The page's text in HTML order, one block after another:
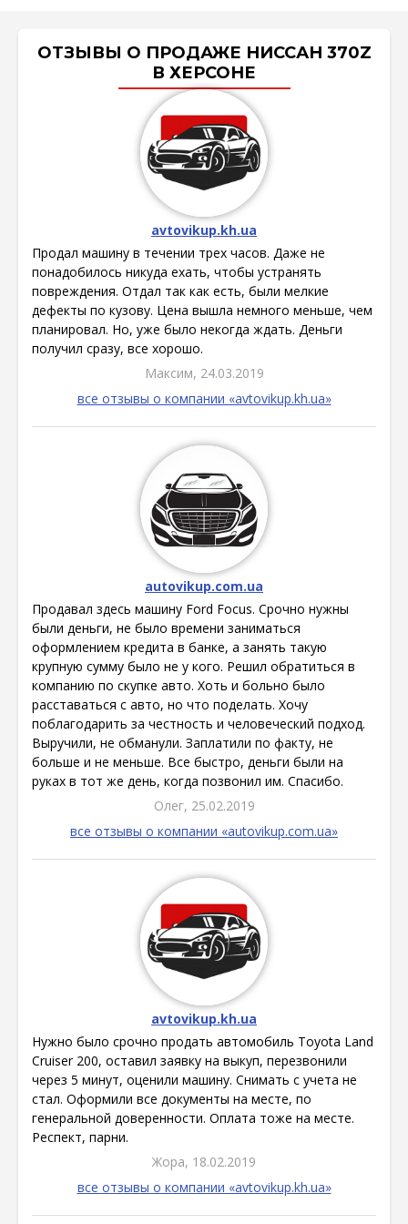
ОТЗЫВЫ О ПРОДАЖЕ НИССАН 370Z
В ХЕРСОНЕ
avtovikup.kh.ua
Продал машину в течении трех часов. Даже не
понадобилось никуда ехать, чтобы устранять
повреждения. Отдал так как есть, были мелкие
дефекты по кузову. Цена вышла немного меньше, чем
планировал. Но, уже было некогда ждать. Деньги
получил сразу, все хорошо.
Максим, 24.03.2019
все отзывы о компании «avtovikup.kh.ua»
autovikup.com.ua
Продавал здесь машину Ford Focus. Срочно нужны
были деньги, не было времени заниматься
оформлением кредита в банке, а занять такую
крупную сумму было не у кого. Решил обратиться в
компанию по скупке авто. Хоть и больно было
расставаться с авто, но что поделать. Хочу
поблагодарить за честность и человеческий подход.
Выручили, не обманули. Заплатили по факту, не
больше и не меньше. Все быстро, деньги были на
руках в тот же день, когда позвонил им. Спасибо.
Олег, 25.02.2019
все отзывы о компании «autovikup.com.ua»
avtovikup.kh.ua
Нужно было срочно продать автомобиль Toyota Land
Cruiser 200, оставил заявку на выкуп, перезвонили
через 5 минут, оценили машину. Снимать с учета не
стал. Оформили все документы на месте, по
генеральной доверенности. Оплата тоже на месте.
Респект, парни.
Жора, 18.02.2019
все отзывы о компании «avtovikup.kh.ua»